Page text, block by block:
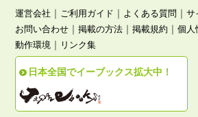
運営会社 ｜ ご利用ガイド ｜ よくある質問 ｜サ
お問い合わせ ｜掲載の方法 ｜掲載規約 ｜個人
動作環境 ｜ リンク集
日本全国でイーブックス拡大中！